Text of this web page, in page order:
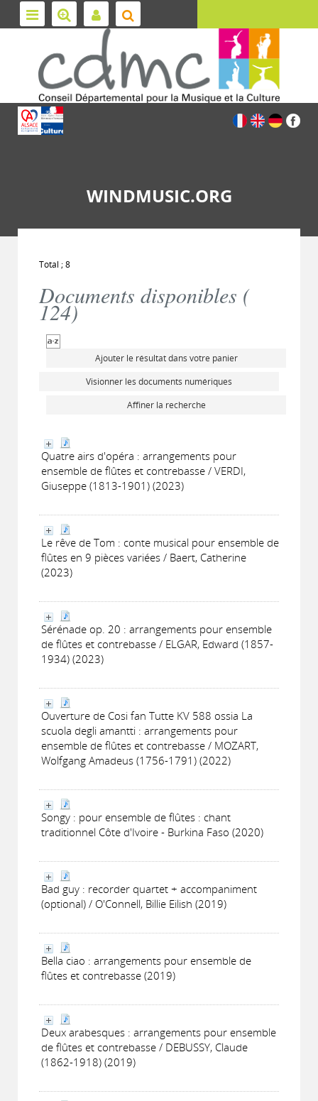
WINDMUSIC.ORG
Total ; 8
Documents disponibles (
124)
Ajouter le résultat dans votre panier
Visionner les documents numériques
Affiner la recherche
Quatre airs d'opéra : arrangements pour
ensemble de flûtes et contrebasse / VERDI,
Giuseppe (1813-1901) (2023)
Le rêve de Tom : conte musical pour ensemble de
flûtes en 9 pièces variées / Baert, Catherine
(2023)
Sérénade op. 20 : arrangements pour ensemble
de flûtes et contrebasse / ELGAR, Edward (1857-
1934) (2023)
Ouverture de Cosi fan Tutte KV 588 ossia La
scuola degli amantti : arrangements pour
ensemble de flûtes et contrebasse / MOZART,
Wolfgang Amadeus (1756-1791) (2022)
Songy : pour ensemble de flûtes : chant
traditionnel Côte d'Ivoire - Burkina Faso (2020)
Bad guy : recorder quartet + accompaniment
(optional) / O'Connell, Billie Eilish (2019)
Bella ciao : arrangements pour ensemble de
flûtes et contrebasse (2019)
Deux arabesques : arrangements pour ensemble
de flûtes et contrebasse / DEBUSSY, Claude
(1862-1918) (2019)